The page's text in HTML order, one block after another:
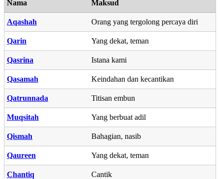
Nama Maksud
Aqashah Orang yang tergolong percaya diri
Qarin Yang dekat, teman
Qasrina Istana kami
Qasamah Keindahan dan kecantikan
Qatrunnada Titisan embun
Muqsitah Yang berbuat adil
Qismah Bahagian, nasib
Qaureen Yang dekat, teman
Chantiq Cantik